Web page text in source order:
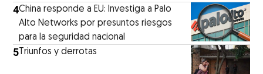
4China responde a EU: Investiga a Palo
Alto Networks por presuntos riesgos
para la seguridad nacional
5 Triunfos y derrotas